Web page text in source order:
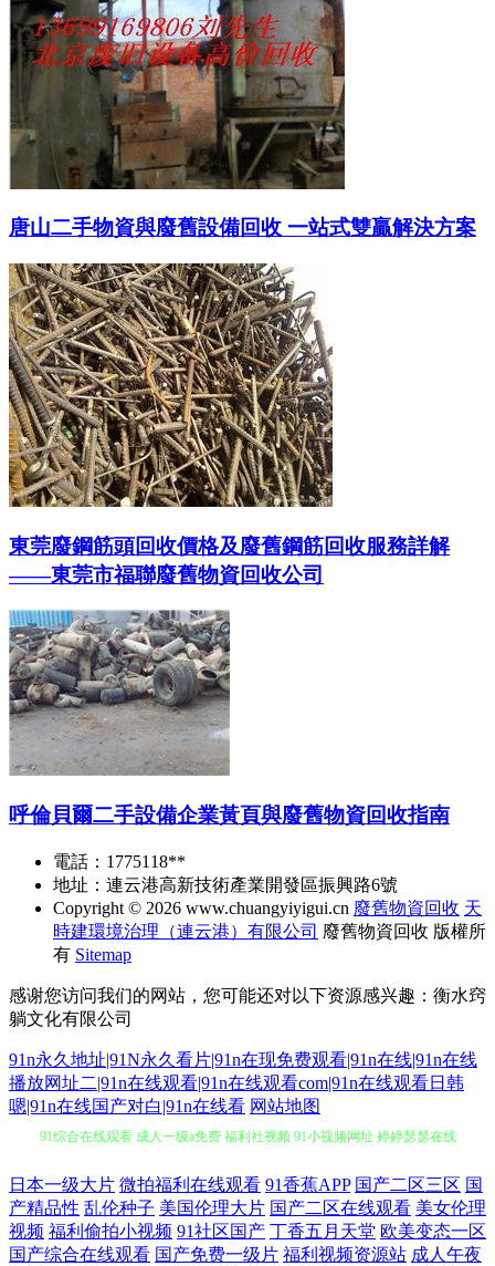
唐山二手物資與廢舊設備回收 一站式雙贏解決方案
東莞廢鋼筋頭回收價格及廢舊鋼筋回收服務詳解
——東莞市福聯廢舊物資回收公司
呼倫貝爾二手設備企業黃頁與廢舊物資回收指南
電話：1775118**
地址：連云港高新技術產業開發區振興路6號
Copyright © 2026 www.chuangyiyigui.cn 廢舊物資回收 天
時建環境治理（連云港）有限公司 廢舊物資回收 版權所
有 Sitemap
感谢您访问我们的网站，您可能还对以下资源感兴趣：衡水窍
躺文化有限公司
91n永久地址|91N永久看片|91n在现免费观看|91n在线|91n在线
播放网址二|91n在线观看|91n在线观看com|91n在线观看日韩
嗯|91n在线国产对白|91n在线看 网站地图
91综合在线观看 成人一级a免费 福利社视频 91小视频网址 婷婷瑟瑟在线
社区五月天 欧美性爱综和 精品国产日韩欧美 福利视频久 97伊人 伊人成人
日本一级大片 微拍福利在线观看 91香蕉APP 国产二区三区 国
产精品性 乱伦种子 美国伦理大片 国产二区在线观看 美女伦理
视频 福利偷拍小视频 91社区国产 丁香五月天堂 欧美变态一区
国产综合在线观看 国产免费一级片 福利视频资源站 成人午夜